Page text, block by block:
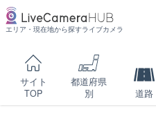
エリア・現在地から探すライブカメラ
サイト
TOP
都道府県
別
道路